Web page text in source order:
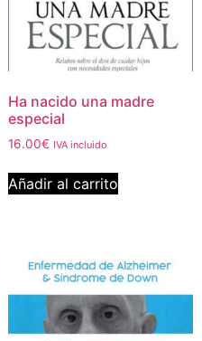
Ha nacido una madre
especial
16.00€ IVA incluido
Añadir al carrito